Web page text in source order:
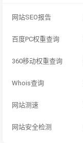
网站SEO报告
百度PC权重查询
360移动权重查询
Whois查询
网站测速
网站安全检测